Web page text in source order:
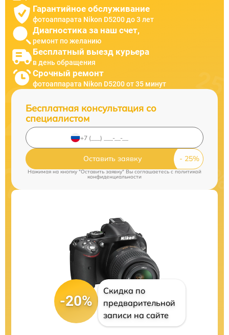
Гарантийное обслуживание
фотоаппарата Nikon D5200 до 3 лет
Диагностика за наш счет,
ремонт по желанию
Бесплатный выезд курьера
в день обращения
Срочный ремонт
фотоаппарата Nikon D5200 от 35 минут
Бесплатная консультация со
специалистом
Оставить заявку
Нажимая на кнопку "Оставить заявку" Вы соглашаетесь cполитикой
конфиденциальности
-20%
Скидка по
предварительной
записи на сайте